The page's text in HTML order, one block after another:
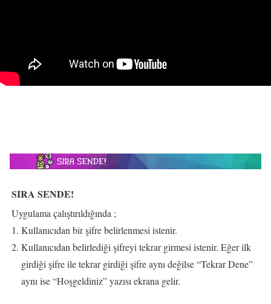
SIRA SENDE!
Uygulama çalıştırıldığında ;
Kullanıcıdan bir şifre belirlenmesi istenir.
Kullanıcıdan belirlediği şifreyi tekrar girmesi istenir. Eğer ilk
girdiği şifre ile tekrar girdiği şifre aynı değilse “Tekrar Dene”
aynı ise “Hoşgeldiniz” yazısı ekrana gelir.